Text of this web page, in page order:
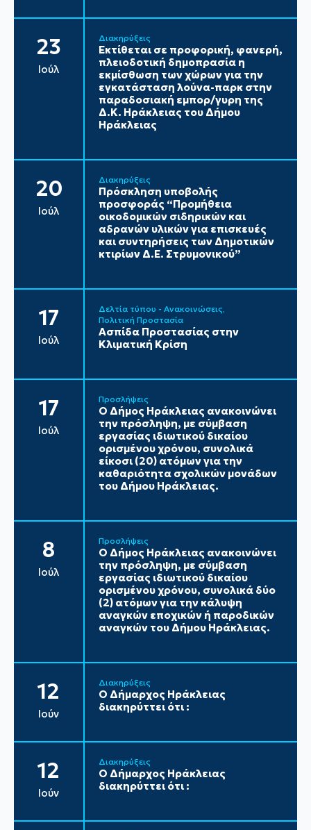
23
Ιούλ
Διακηρύξεις
Εκτίθεται σε προφορική, φανερή,
πλειοδοτική δημοπρασία η
εκμίσθωση των χώρων για την
εγκατάσταση λούνα-παρκ στην
παραδοσιακή εμπορ/γυρη της
Δ.Κ. Ηράκλειας του Δήμου
Ηράκλειας
20
Ιούλ
Διακηρύξεις
Πρόσκληση υποβολής
προσφοράς “Προμήθεια
οικοδομικών σιδηρικών και
αδρανών υλικών για επισκευές
και συντηρήσεις των Δημοτικών
κτιρίων Δ.Ε. Στρυμονικού”
17
Ιούλ
Δελτία τύπου - Ανακοινώσεις
Πολιτική Προστασία
Ασπίδα Προστασίας στην
Κλιματική Κρίση
17
Ιούλ
Προσλήψεις
Ο Δήμος Ηράκλειας ανακοινώνει
την πρόσληψη, με σύμβαση
εργασίας ιδιωτικού δικαίου
ορισμένου χρόνου, συνολικά
είκοσι (20) ατόμων για την
καθαριότητα σχολικών μονάδων
του Δήμου Ηράκλειας.
8
Ιούλ
Προσλήψεις
Ο Δήμος Ηράκλειας ανακοινώνει
την πρόσληψη, με σύμβαση
εργασίας ιδιωτικού δικαίου
ορισμένου χρόνου, συνολικά δύο
(2) ατόμων για την κάλυψη
αναγκών εποχικών ή παροδικών
αναγκών του Δήμου Ηράκλειας.
12
Ιούν
Διακηρύξεις
Ο Δήμαρχος Ηράκλειας
διακηρύττει ότι :
12
Ιούν
Διακηρύξεις
Ο Δήμαρχος Ηράκλειας
διακηρύττει ότι :